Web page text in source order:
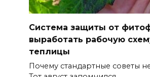
Система защиты от
выработать рабочую
теплицы
Почему стандартные советы